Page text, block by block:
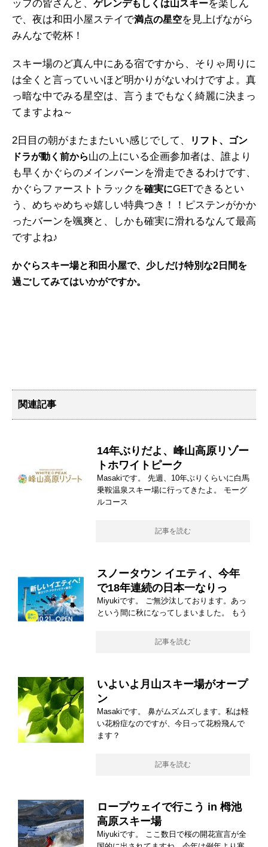
ッフの皆さんと、 ゲレンデもしくは山スキーを楽しん
で、夜は和田小屋ステイで満点の星空を見上げながら
みんなで乾杯！
スキー場のど真ん中にある宿ですから、そりゃ周りに
は全くと言っていいほど明かりがないわけですよ。真
っ暗な中でみる星空は、言うまでもなく綺麗に決まっ
てますよね～
2日目の朝がまたまたいい感じでして、
リフト、ゴン
ドラが動く前から山の上にいる企画参加者は、誰より
も早くかぐらのメインバーンを滑走できるわけです、
かぐらファーストトラックを確実にGETできるとい
う、めちゃめちゃ嬉しい特典つき！！ピステンがかか
ったバーンを颯爽と、しかも確実に滑れるなんて最高
ですよね♪
かぐらスキー場と和田小屋で、少しだけ特別な2日間を
過ごしてみてはいかがですか。
関連記事
14年ぶりだよ、峰山高原リゾー
トホワイトピーク
Masakiです。 先週、10年ぶりくらいに白馬
乗鞍温泉スキー場に行ってきたよ。 モーグ
ルコース
記事を読む
スノータウン イエティ、今年
で18年連続の日本一なりっ
Miyukiです。 ご無沙汰しております。あっ
という間に秋になってしまいました。 もう
記事を読む
いよいよ月山スキー場がオープ
ン
Masakiです。 鼻がムズムズします。私は軽
い花粉症なのですが、今日って花粉飛んで
ます？
記事を読む
ロープウェイで行こう in 栂池
高原スキー場
Miyukiです。 ここ数日で桜の開花宣言が全